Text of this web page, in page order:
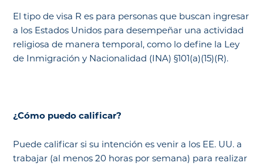
El tipo de visa R es para personas que buscan ingresar
a los Estados Unidos para desempeñar una actividad
religiosa de manera temporal, como lo define la Ley
de Inmigración y Nacionalidad (INA) §101(a)(15)(R).
¿Cómo puedo calificar?
Puede calificar si su intención es venir a los EE. UU. a
trabajar (al menos 20 horas por semana) para realizar